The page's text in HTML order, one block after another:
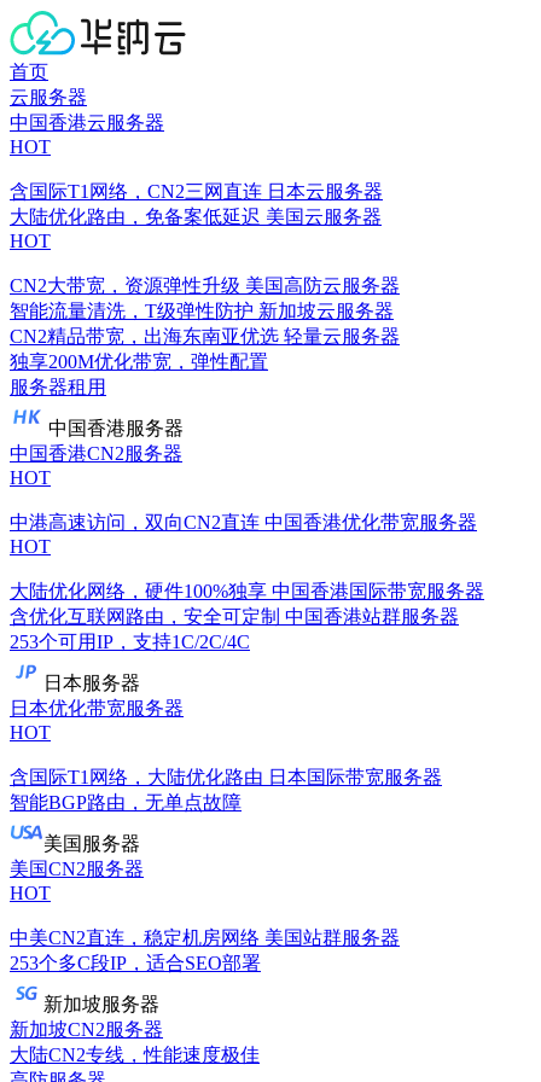
首页
云服务器
中国香港云服务器
HOT
含国际T1网络，CN2三网直连 日本云服务器
大陆优化路由，免备案低延迟 美国云服务器
HOT
CN2大带宽，资源弹性升级 美国高防云服务器
智能流量清洗，T级弹性防护 新加坡云服务器
CN2精品带宽，出海东南亚优选 轻量云服务器
独享200M优化带宽，弹性配置
服务器租用
中国香港服务器
中国香港CN2服务器
HOT
中港高速访问，双向CN2直连 中国香港优化带宽服务器
HOT
大陆优化网络，硬件100%独享 中国香港国际带宽服务器
含优化互联网路由，安全可定制 中国香港站群服务器
253个可用IP，支持1C/2C/4C
日本服务器
日本优化带宽服务器
HOT
含国际T1网络，大陆优化路由 日本国际带宽服务器
智能BGP路由，无单点故障
美国服务器
美国CN2服务器
HOT
中美CN2直连，稳定机房网络 美国站群服务器
253个多C段IP，适合SEO部署
新加坡服务器
新加坡CN2服务器
大陆CN2专线，性能速度极佳